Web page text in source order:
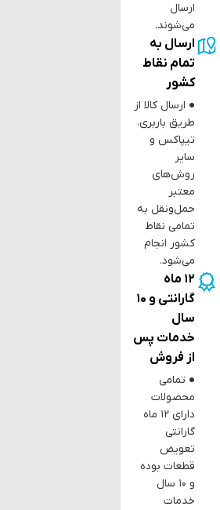
ارسال
می‌شوند.
ارسال به
تمام نقاط
کشور
● ارسال کالا از
طریق باربری،
تیپاکس و
سایر
روش‌های
معتبر
حمل‌ونقل به
تمامی نقاط
کشور انجام
می‌شود.
12 ماه
گارانتی و 10
سال
خدمات پس
از فروش
● تمامی
محصولات
دارای ۱۲ ماه
گارانتی
تعویض
قطعات بوده
و ۱۰ سال
خدمات